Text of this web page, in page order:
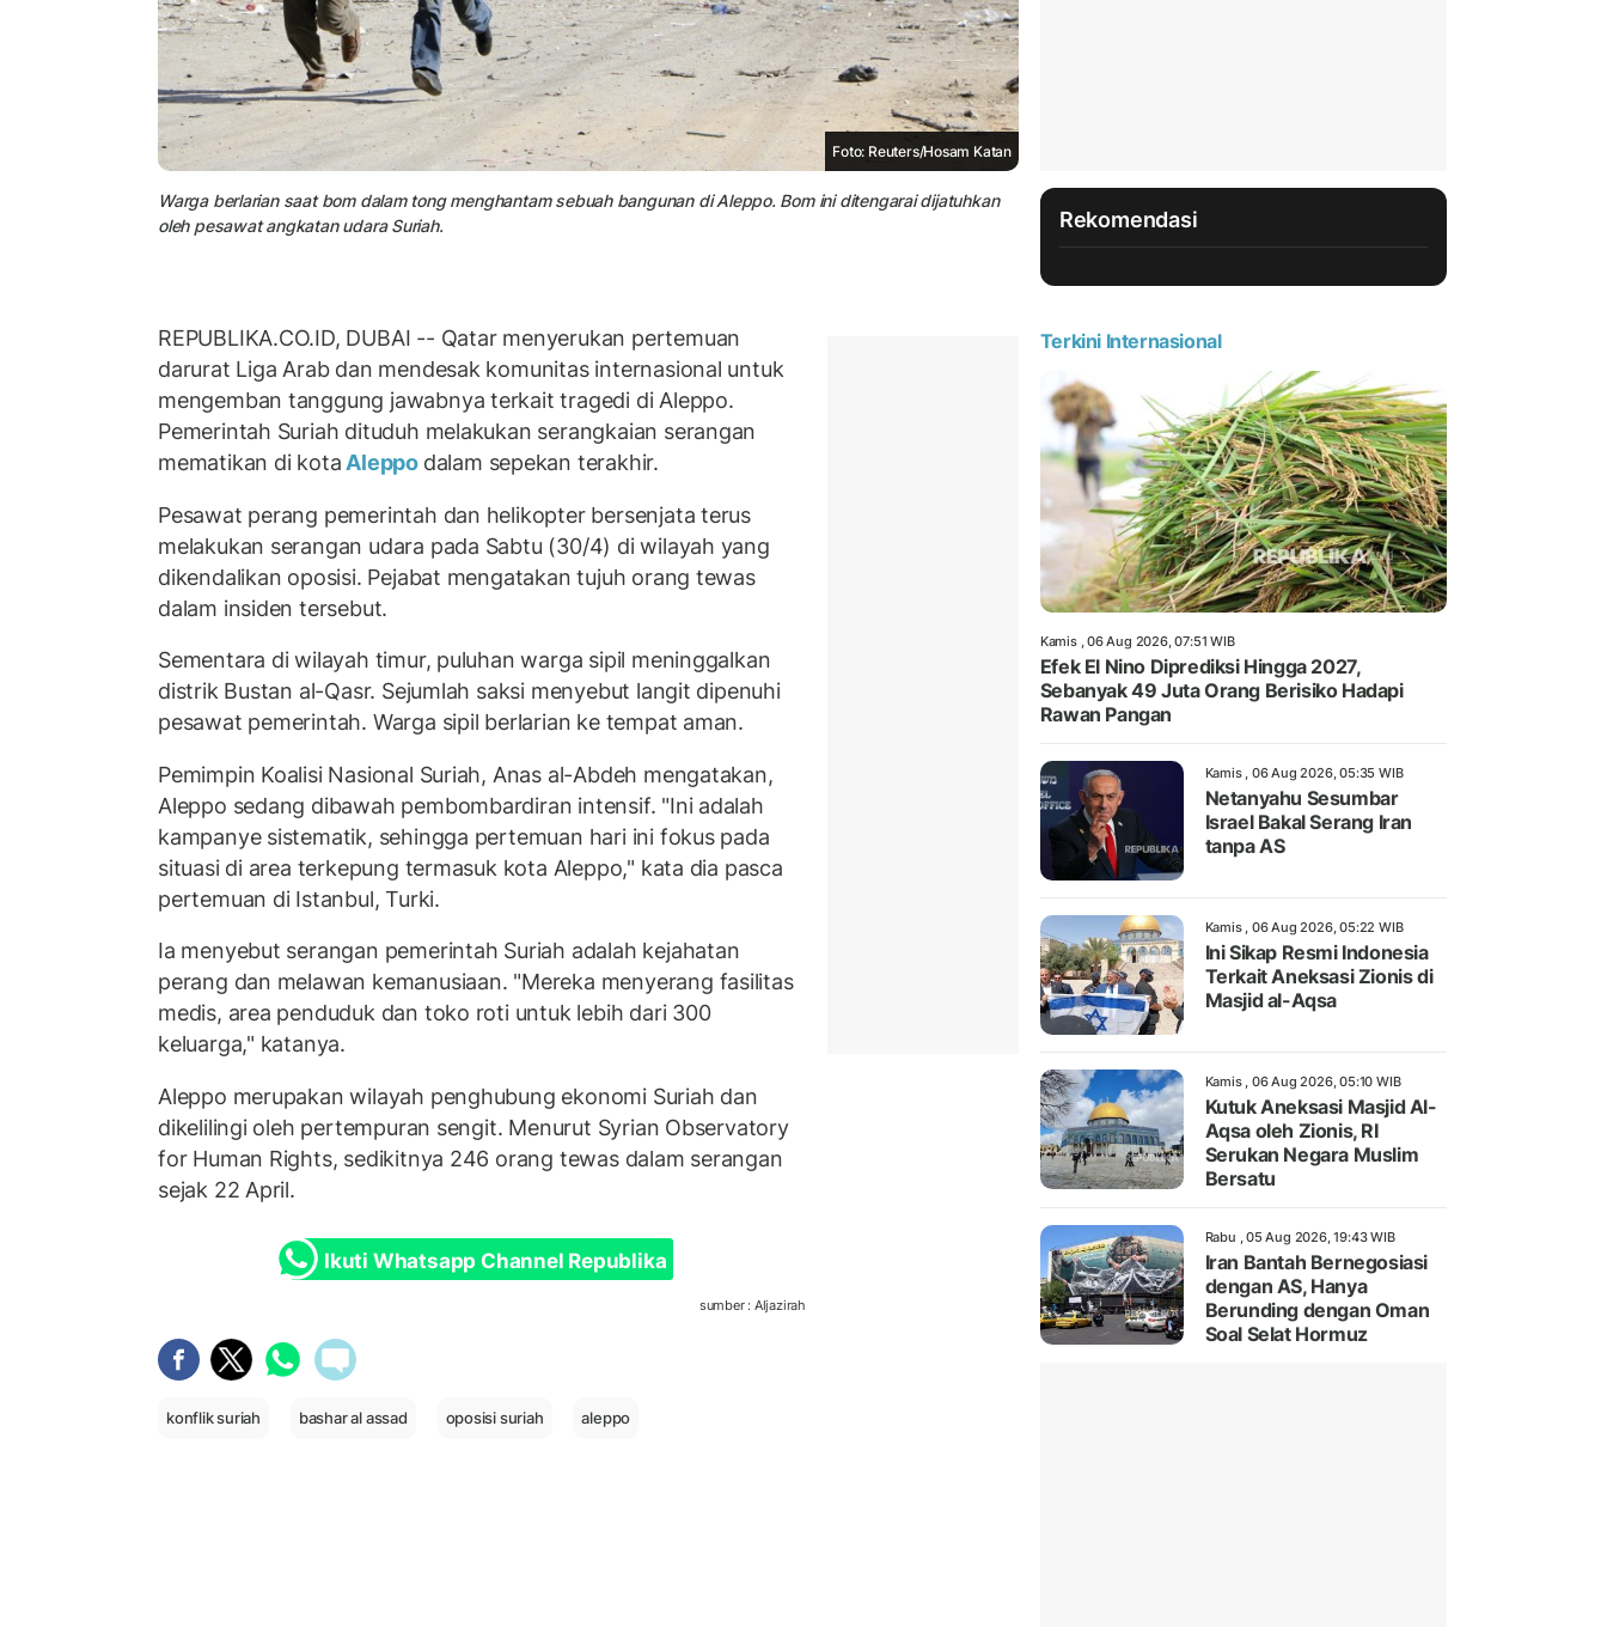
Foto: Reuters/Hosam Katan
Warga berlarian saat bom dalam tong menghantam sebuah bangunan di Aleppo. Bom ini ditengarai dijatuhkan
oleh pesawat angkatan udara Suriah.
REPUBLIKA.CO.ID, DUBAI -- Qatar menyerukan pertemuan
darurat Liga Arab dan mendesak komunitas internasional untuk
mengemban tanggung jawabnya terkait tragedi di Aleppo.
Pemerintah Suriah dituduh melakukan serangkaian serangan
mematikan di kota Aleppo dalam sepekan terakhir.
Pesawat perang pemerintah dan helikopter bersenjata terus
melakukan serangan udara pada Sabtu (30/4) di wilayah yang
dikendalikan oposisi. Pejabat mengatakan tujuh orang tewas
dalam insiden tersebut.
Sementara di wilayah timur, puluhan warga sipil meninggalkan
distrik Bustan al-Qasr. Sejumlah saksi menyebut langit dipenuhi
pesawat pemerintah. Warga sipil berlarian ke tempat aman.
Pemimpin Koalisi Nasional Suriah, Anas al-Abdeh mengatakan,
Aleppo sedang dibawah pembombardiran intensif. "Ini adalah
kampanye sistematik, sehingga pertemuan hari ini fokus pada
situasi di area terkepung termasuk kota Aleppo," kata dia pasca
pertemuan di Istanbul, Turki.
Ia menyebut serangan pemerintah Suriah adalah kejahatan
perang dan melawan kemanusiaan. "Mereka menyerang fasilitas
medis, area penduduk dan toko roti untuk lebih dari 300
keluarga," katanya.
Aleppo merupakan wilayah penghubung ekonomi Suriah dan
dikelilingi oleh pertempuran sengit. Menurut Syrian Observatory
for Human Rights, sedikitnya 246 orang tewas dalam serangan
sejak 22 April.
Ikuti Whatsapp Channel Republika
sumber : Aljazirah
konflik suriah bashar al assad oposisi suriah aleppo
Rekomendasi
Terkini Internasional
Kamis , 06 Aug 2026, 07:51 WIB
Efek El Nino Diprediksi Hingga 2027,
Sebanyak 49 Juta Orang Berisiko Hadapi
Rawan Pangan
Kamis , 06 Aug 2026, 05:35 WIB
Netanyahu Sesumbar
Israel Bakal Serang Iran
tanpa AS
Kamis , 06 Aug 2026, 05:22 WIB
Ini Sikap Resmi Indonesia
Terkait Aneksasi Zionis di
Masjid al-Aqsa
Kamis , 06 Aug 2026, 05:10 WIB
Kutuk Aneksasi Masjid Al-
Aqsa oleh Zionis, RI
Serukan Negara Muslim
Bersatu
Rabu , 05 Aug 2026, 19:43 WIB
Iran Bantah Bernegosiasi
dengan AS, Hanya
Berunding dengan Oman
Soal Selat Hormuz